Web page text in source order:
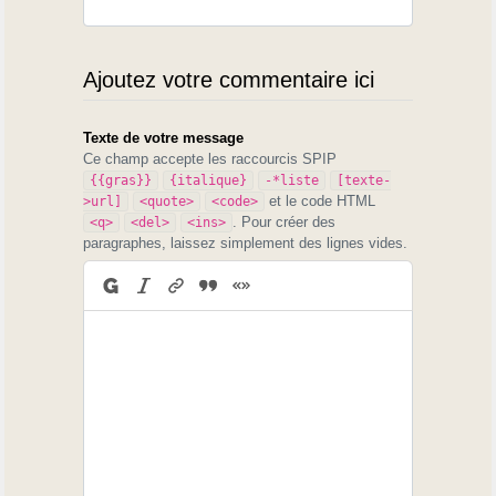
Ajoutez votre commentaire ici
Texte de votre message
Ce champ accepte les raccourcis SPIP
{{gras}} {italique} -*liste
[texte-
>url]
<quote> <code> et le code HTML
<q> <del> <ins> . Pour créer des
paragraphes, laissez simplement des lignes vides.